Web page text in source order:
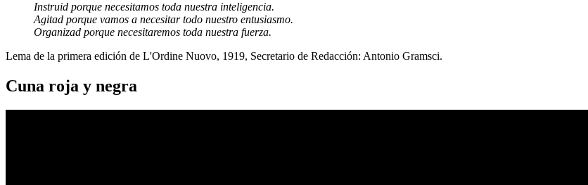
Instruid porque necesitamos toda nuestra inteligencia.
Agitad porque vamos a necesitar todo nuestro entusiasmo.
Organizad porque necesitaremos toda nuestra fuerza.
Lema de la primera edición de L'Ordine Nuovo, 1919, Secretario de Redacción: Antonio Gramsci.
Cuna roja y negra